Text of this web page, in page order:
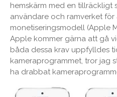
hemskärm med en tillräckligt
användare och ramverket för
monetiseringsmodell (Apple
Apple kommer gärna att gå
båda dessa krav uppfylldes
kameraprogrammet, tror jag
ha drabbat